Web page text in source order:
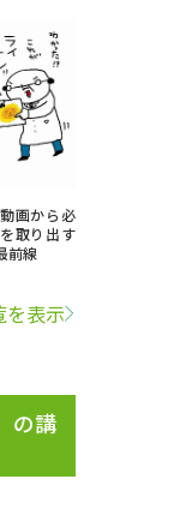
画から必
取り出す
前線
を表示
の講